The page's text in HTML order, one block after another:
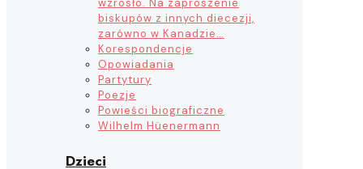
wzrosło. Na zaproszenie
biskupów z innych diecezji,
zarówno w Kanadzie…
Korespondencje
Opowiadania
Partytury
Poezje
Powieści biograficzne
Wilhelm Hüenermann
Dzieci